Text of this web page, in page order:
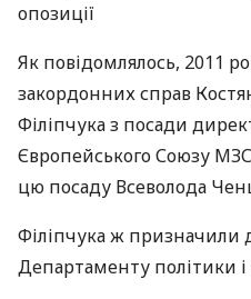
опозиції
Як повідомлялось, 2011
закордонних справ
Філіпчука з посади
Європейського Союзу МЗС
цю посаду Всеволода
Філіпчука ж призначили
Департаменту політики